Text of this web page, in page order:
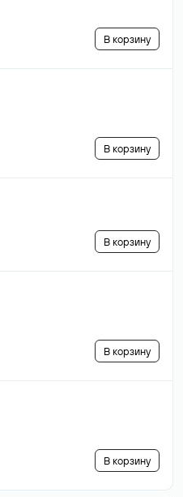
В корзину
В корзину
В корзину
В корзину
В корзину